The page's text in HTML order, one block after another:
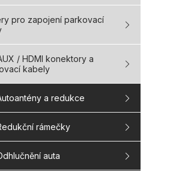
pro zapojení parkovací
/ HDMI konektory a
kabely
a redukce
rámečky
auta